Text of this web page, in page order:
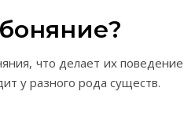
что делает их поведение
у разного рода существ.